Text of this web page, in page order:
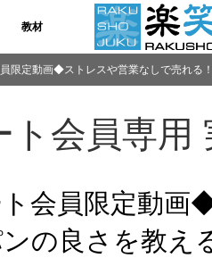
教材
限定動画◆ストレスや営業なしで売れる
ト会員専用
会員限定動画
の良さを教え